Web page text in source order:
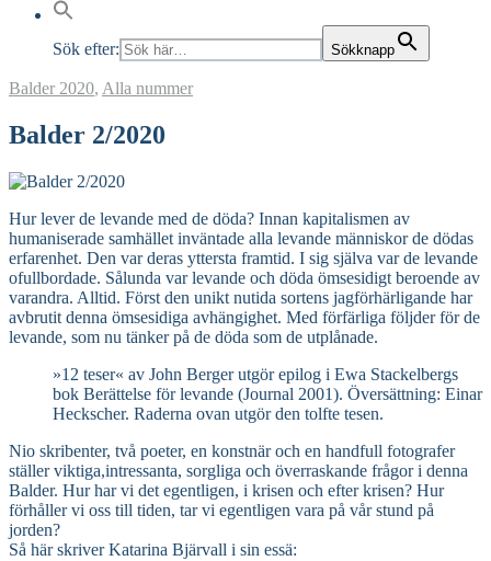
Sök efter: Sökknapp
Balder 2020, Alla nummer
Balder 2/2020
Hur lever de levande med de döda? Innan kapitalismen av
humaniserade samhället inväntade alla levande människor de dödas
erfarenhet. Den var deras yttersta framtid. I sig själva var de levande
ofullbordade. Sålunda var levande och döda ömsesidigt beroende av
varandra. Alltid. Först den unikt nutida sortens jagförhärligande har
avbrutit denna ömsesidiga avhängighet. Med förfärliga följder för de
levande, som nu tänker på de döda som de utplånade.
»12 teser« av John Berger utgör epilog i Ewa Stackelbergs
bok Berättelse för levande (Journal 2001). Översättning: Einar
Heckscher. Raderna ovan utgör den tolfte tesen.
Nio skribenter, två poeter, en konstnär och en handfull fotografer
ställer viktiga,intressanta, sorgliga och överraskande frågor i denna
Balder. Hur har vi det egentligen, i krisen och efter krisen? Hur
förhåller vi oss till tiden, tar vi egentligen vara på vår stund på
jorden?
Så här skriver Katarina Bjärvall i sin essä: